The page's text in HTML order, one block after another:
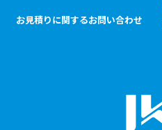
お見積りに関するお問い合わせ